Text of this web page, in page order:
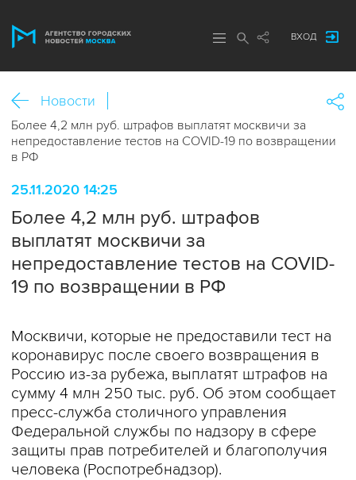
ВХОД
Новости
Более 4,2 млн руб. штрафов выплатят москвичи за
непредоставление тестов на COVID-19 по возвращении
в РФ
25.11.2020 14:25
Более 4,2 млн руб. штрафов
выплатят москвичи за
непредоставление тестов на COVID-
19 по возвращении в РФ
Москвичи, которые не предоставили тест на
коронавирус после своего возвращения в
Россию из-за рубежа, выплатят штрафов на
сумму 4 млн 250 тыс. руб. Об этом сообщает
пресс-служба столичного управления
Федеральной службы по надзору в сфере
защиты прав потребителей и благополучия
человека (Роспотребнадзор).